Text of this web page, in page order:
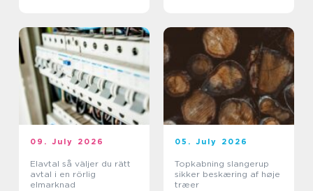
09. July 2026
Elavtal så väljer du rätt
avtal i en rörlig
elmarknad
05. July 2026
Topkabning slangerup
sikker beskæring af høje
træer